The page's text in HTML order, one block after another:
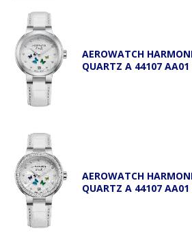
AEROWATCH
QUARTZ A 44107 AA01
AEROWATCH
QUARTZ A 44107 AA01